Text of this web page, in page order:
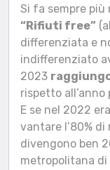
Si fa sempre più
“Rifiuti free”
differenziata e
indifferenziato
2023
rispetto all’anno
E se nel 2022
vantare l’80%
divengono ben
metropolitana di